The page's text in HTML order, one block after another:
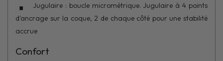
Jugulaire : boucle micrométrique. Jugulaire à 4 points
d'ancrage sur la coque, 2 de chaque côté pour une stabilité
accrue
Confort